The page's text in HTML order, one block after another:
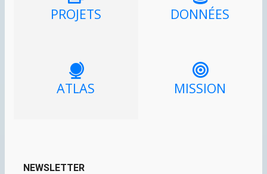
PROJETS DONNÉES
ATLAS MISSION
NEWSLETTER